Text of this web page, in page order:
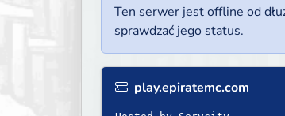
Ten serwer jest offline od
sprawdzać jego status.
play.epiratemc.com